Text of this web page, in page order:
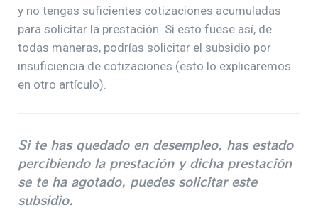
y no tengas suficientes cotizaciones acumuladas
para solicitar la prestación. Si esto fuese así, de
todas maneras, podrías solicitar el subsidio por
insuficiencia de cotizaciones (esto lo explicaremos
en otro artículo).
Si te has quedado en desempleo, has estado
percibiendo la prestación y dicha prestación
se te ha agotado, puedes solicitar este
subsidio.